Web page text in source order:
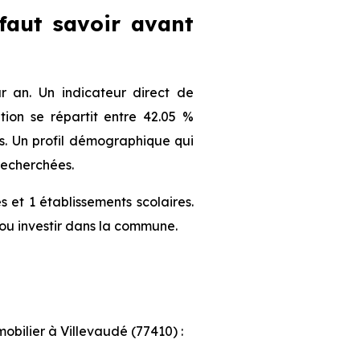
savoir avant
an. Un indicateur direct de
se répartit entre 42.05 %
Un profil démographique qui
et 1 établissements scolaires.
investir dans la commune.
à Villevaudé (77410) :